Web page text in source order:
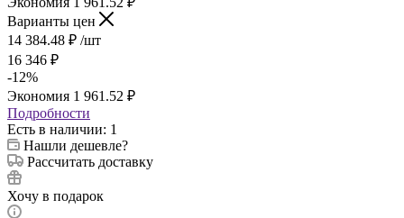
Варианты цен
14 384.48 ₽ /шт
16 346 ₽
-12%
Экономия 1 961.52 ₽
Подробности
Есть в наличии: 1
Нашли дешевле?
Рассчитать доставку
Хочу в подарок